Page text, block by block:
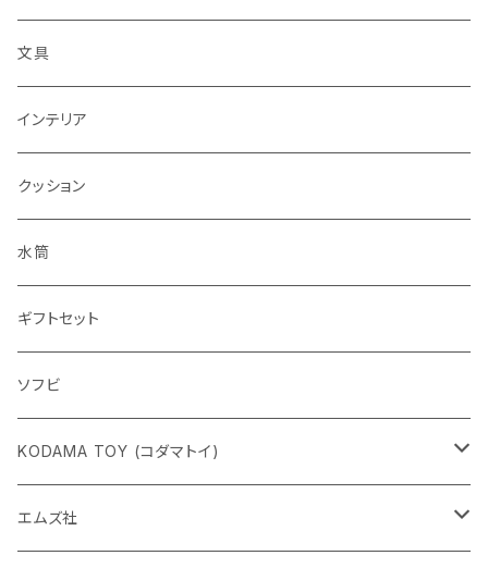
文具
インテリア
クッション
水筒
ギフトセット
ソフビ
KODAMA TOY (コダマトイ)
チャーミーちゃん
エムズ社